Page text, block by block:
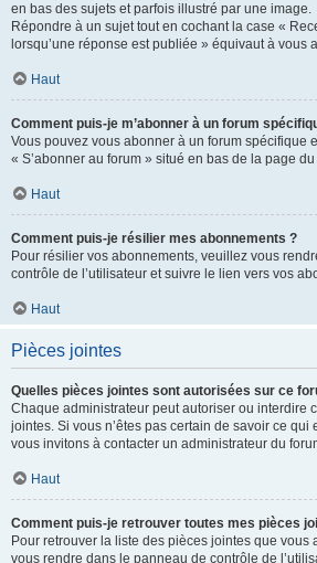
en bas des sujets et parfois illustré par une image.
Répondre à un sujet tout en cochant la case «
lorsqu’une réponse est publiée » équivaut à vous
Haut
Comment puis-je m’abonner à un forum
Vous pouvez vous abonner à un forum spécifique
« S’abonner au forum » situé en bas de la page
Haut
Comment puis-je résilier mes abonnements ?
Pour résilier vos abonnements, veuillez vous
contrôle de l’utilisateur et suivre le lien vers vos
Haut
Pièces jointes
Quelles pièces jointes sont autorisées sur ce
Chaque administrateur peut autoriser ou interdire
jointes. Si vous n’êtes pas certain de savoir ce qui
vous invitons à contacter un administrateur du
Haut
Comment puis-je retrouver toutes mes pièces
Pour retrouver la liste des pièces jointes que vous
vous rendre dans le panneau de contrôle de